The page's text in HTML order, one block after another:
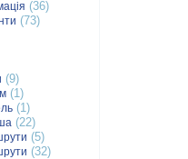
(36)
(73)
(9)
(1)
(1)
(22)
(5)
(32)